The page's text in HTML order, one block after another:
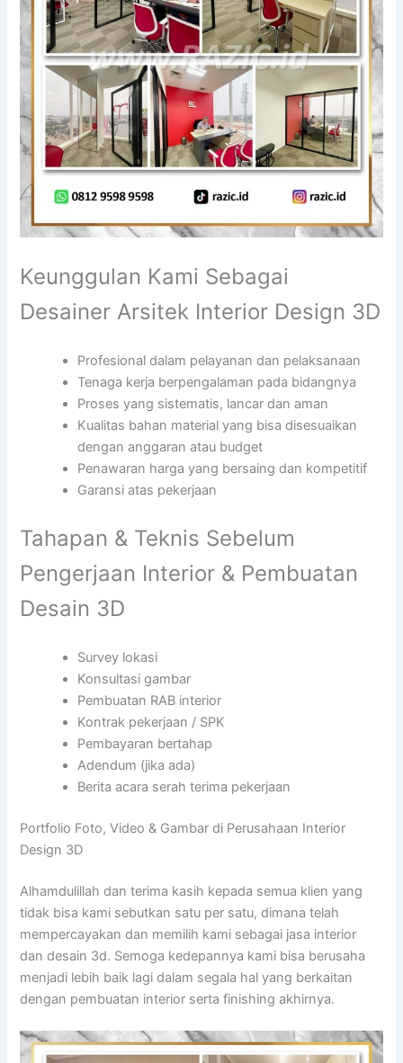
Keunggulan Kami Sebagai
Desainer Arsitek Interior Design 3D
Profesional dalam pelayanan dan pelaksanaan
Tenaga kerja berpengalaman pada bidangnya
Proses yang sistematis, lancar dan aman
Kualitas bahan material yang bisa disesuaikan
dengan anggaran atau budget
Penawaran harga yang bersaing dan kompetitif
Garansi atas pekerjaan
Tahapan & Teknis Sebelum
Pengerjaan Interior & Pembuatan
Desain 3D
Survey lokasi
Konsultasi gambar
Pembuatan RAB interior
Kontrak pekerjaan / SPK
Pembayaran bertahap
Adendum (jika ada)
Berita acara serah terima pekerjaan
Portfolio Foto, Video & Gambar di Perusahaan Interior
Design 3D
Alhamdulillah dan terima kasih kepada semua klien yang
tidak bisa kami sebutkan satu per satu, dimana telah
mempercayakan dan memilih kami sebagai jasa interior
dan desain 3d. Semoga kedepannya kami bisa berusaha
menjadi lebih baik lagi dalam segala hal yang berkaitan
dengan pembuatan interior serta finishing akhirnya.